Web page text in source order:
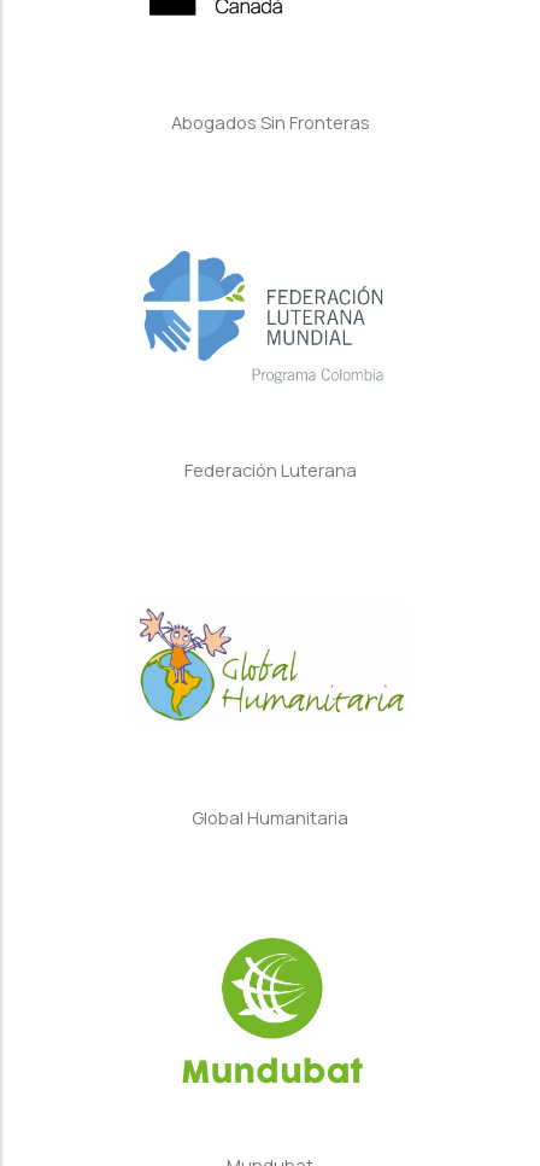
Abogados Sin Fronteras
Federación Luterana
Global Humanitaria